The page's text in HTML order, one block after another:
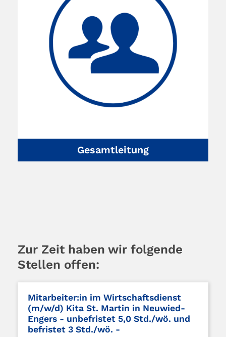
Gesamtleitung
Zur Zeit haben wir folgende
Stellen offen:
Mitarbeiter:in im Wirtschaftsdienst
(m/w/d) Kita St. Martin in Neuwied-
Engers - unbefristet 5,0 Std./wö. und
befristet 3 Std./wö. -